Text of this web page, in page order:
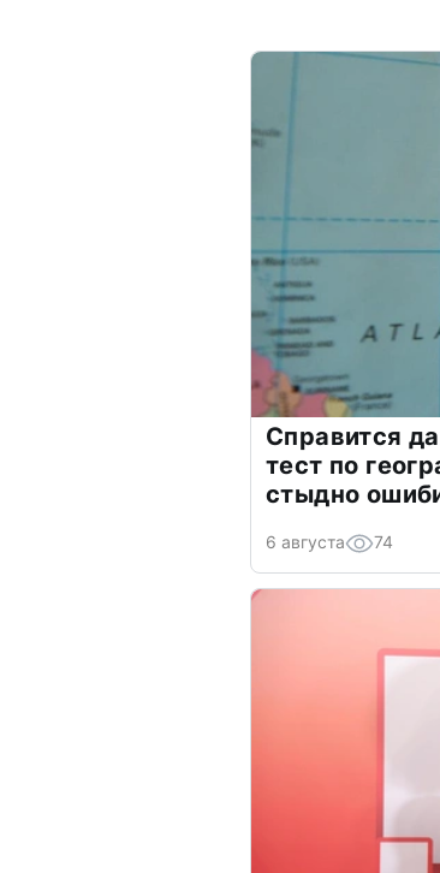
Справится
тест по
стыдно
6 августа 74